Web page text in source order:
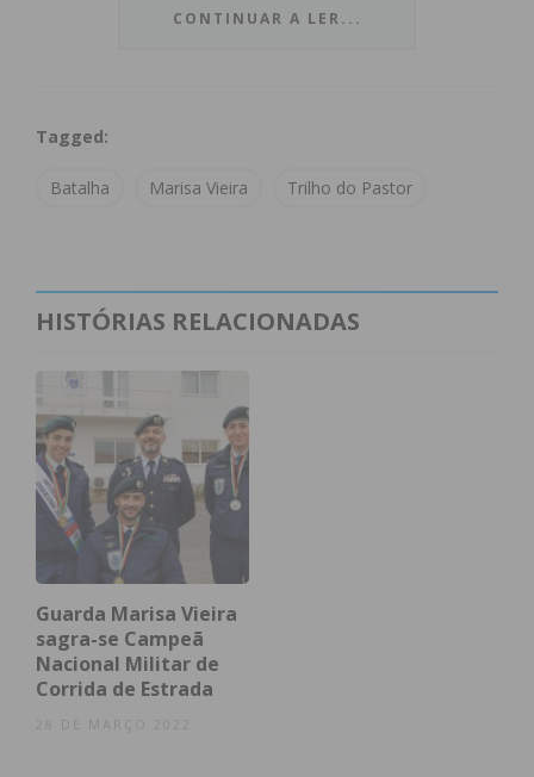
positivo de 1.500 metros, atravessando a Serra
Subscreva a newsletter do
Assine nossa newsletter por e-mail e
obtenha de forma regular a informação
Eu li e concordo com os
CONTINUAR A LER...
Tagged:
Batalha Marisa Vieira Trilho do Pastor
HISTÓRIAS RELACIONADAS
Guarda Marisa Vieira
sagra-se Campeã
Nacional Militar de
Corrida de Estrada
28 DE MARÇO 2022